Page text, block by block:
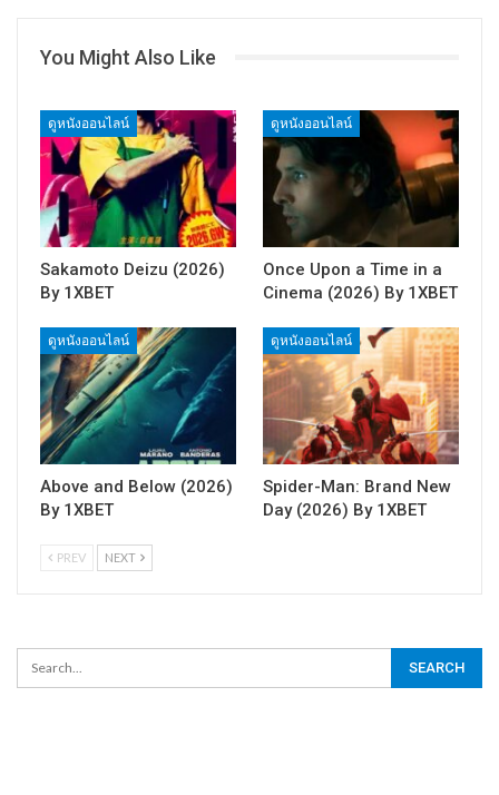
You Might Also Like
ดูหนังออนไลน์
Sakamoto Deizu (2026)
By 1XBET
ดูหนังออนไลน์
Once Upon a Time in a
Cinema (2026) By 1XBET
ดูหนังออนไลน์
Above and Below (2026)
By 1XBET
ดูหนังออนไลน์
Spider-Man: Brand New
Day (2026) By 1XBET
PREV NEXT